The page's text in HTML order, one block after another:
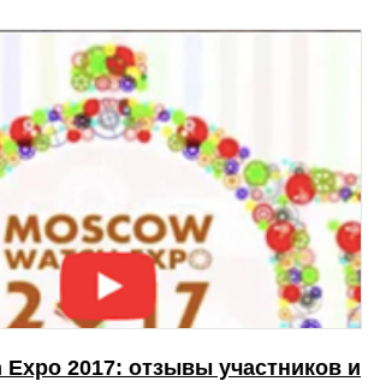
Expo 2017: отзывы участников и